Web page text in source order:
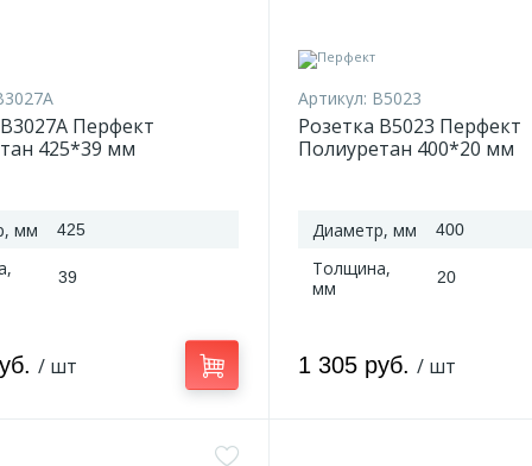
Перфект
425*39 мм
мм 425
39
/ шт
Артикул: B5023
Розетка B5023 Перфект
Полиуретан 400*20 мм
Диаметр, мм 400
Толщина,
мм
20
1 305 руб. / шт